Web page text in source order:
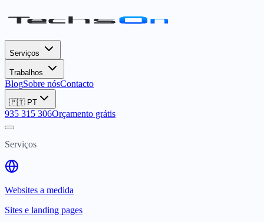
Serviços
Trabalhos
BlogSobre nósContacto
🇵🇹 PT
935 315 306Orçamento grátis
Serviços
Websites a medida
Sites e landing pages